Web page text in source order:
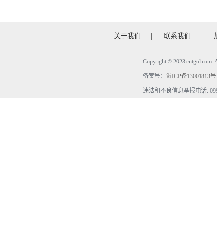
关于我们 联系我们
Copyright © 2023
备案号： 浙ICP备13001813
违法和不良信息举报电话: